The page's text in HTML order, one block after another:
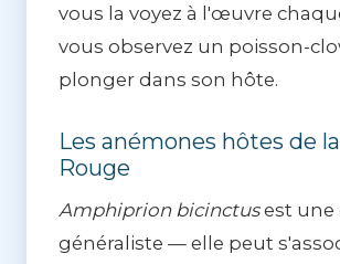
vous la voyez à l'œuvre
vous observez un poisson-
plonger dans son hôte.
Les anémones hôtes de
Rouge
Amphiprion bicinctusest une
généraliste — elle peut